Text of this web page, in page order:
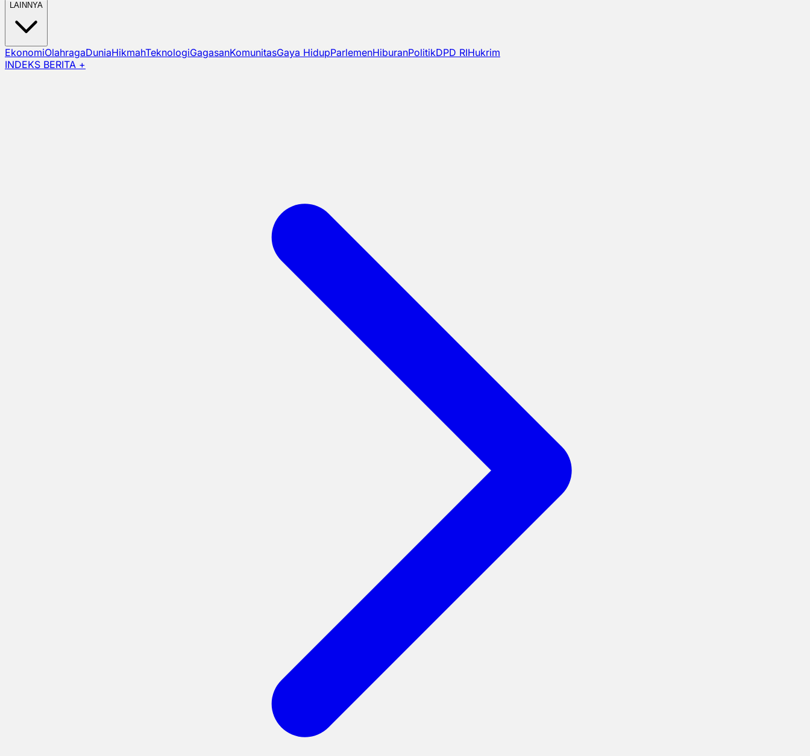
LAINNYA
EkonomiOlahragaDuniaHikmahTeknologiGagasanKomunitasGaya HidupParlemenHiburanPolitikDPD RIHukrim
INDEKS BERITA +